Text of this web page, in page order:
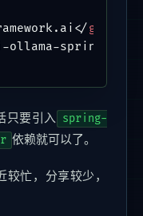
</groupId
ollama-spring-
只要引入
spring-
依赖就可以了。
忙，分享较少，